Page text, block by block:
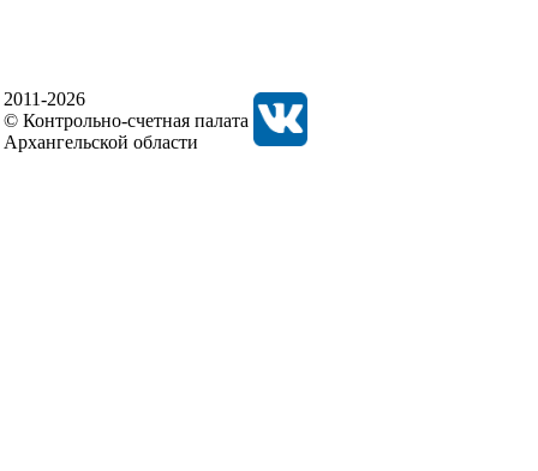
2011-2026
© Контрольно-счетная палата
Архангельской области